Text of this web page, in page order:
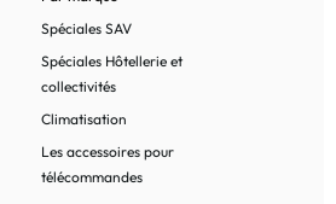
Spéciales SAV
Spéciales Hôtellerie et
collectivités
Climatisation
Les accessoires pour
télécommandes